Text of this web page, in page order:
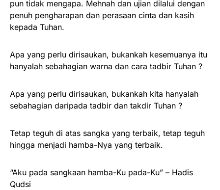
pun tidak mengapa. Mehnah dan ujian dilalui dengan
penuh pengharapan dan perasaan cinta dan kasih
kepada Tuhan.
Apa yang perlu dirisaukan, bukankah kesemuanya itu
hanyalah sebahagian warna dan cara tadbir Tuhan ?
Apa yang perlu dirisaukan, bukankah kita hanyalah
sebahagian daripada tadbir dan takdir Tuhan ?
Tetap teguh di atas sangka yang terbaik, tetap teguh
hingga menjadi hamba-Nya yang terbaik.
“Aku pada sangkaan hamba-Ku pada-Ku” – Hadis
Qudsi